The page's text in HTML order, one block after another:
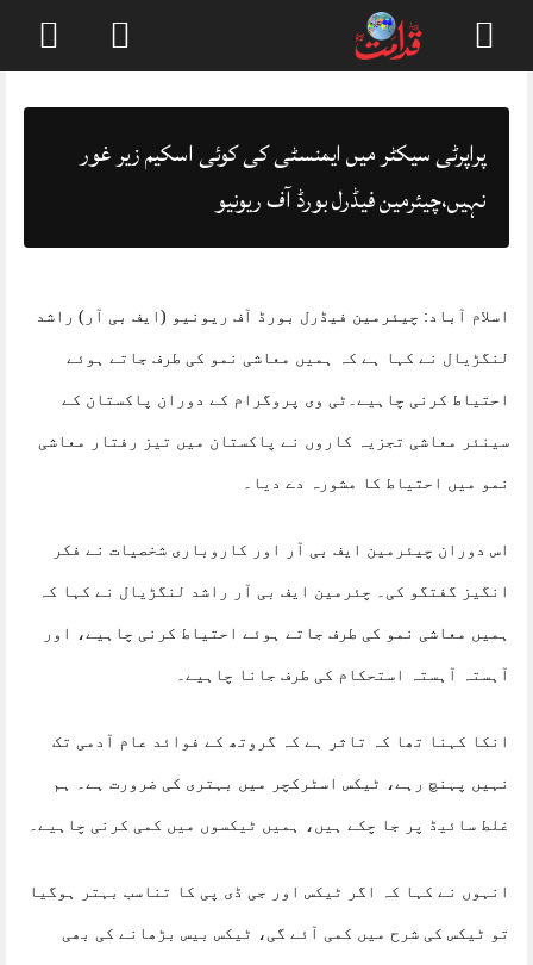
content
پراپرٹی سیکٹر میں ایمنسٹی کی کوئی اسکیم زیر غور
نہیں،چیئرمین فیڈرل بورڈ آف ریونیو
اسلام آباد: چیئرمین فیڈرل بورڈ آف ریونیو (ایف بی آر) راشد
لنگڑیال نے کہا ہے کہ ہمیں معاشی نمو کی طرف جاتے ہوئے
احتیاط کرنی چاہیے۔ٹی وی پروگرام کے دوران پاکستان کے
سینئر معاشی تجزیہ کاروں نے پاکستان میں تیز رفتار معاشی
نمو میں احتیاط کا مشورہ دے دیا۔
اس دوران چیئرمین ایف بی آر اور کاروباری شخصیات نے فکر
انگیز گفتگو کی۔ چئرمین ایف بی آر راشد لنگڑیال نے کہا کہ
ہمیں معاشی نمو کی طرف جاتے ہوئے احتیاط کرنی چاہیے، اور
آہستہ آہستہ استحکام کی طرف جانا چاہیے۔
انکا کہنا تھا کہ تاثر ہے کہ گروتھ کے فوائد عام آدمی تک
نہیں پہنچ رہے، ٹیکس اسٹرکچر میں بہتری کی ضرورت ہے۔ ہم
غلط سائیڈ پر جا چکے ہیں، ہمیں ٹیکسوں میں کمی کرنی چاہیے۔
انہوں نے کہا کہ اگر ٹیکس اور جی ڈی پی کا تناسب بہتر ہوگیا
تو ٹیکس کی شرح میں کمی آئے گی، ٹیکس بیس بڑھانے کی بھی